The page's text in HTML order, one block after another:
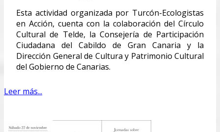
Esta actividad organizada por Turcón-Ecologistas
en Acción, cuenta con la colaboración del Círculo
Cultural de Telde, la Consejería de Participación
Ciudadana del Cabildo de Gran Canaria y la
Dirección General de Cultura y Patrimonio Cultural
del Gobierno de Canarias.
Leer más...